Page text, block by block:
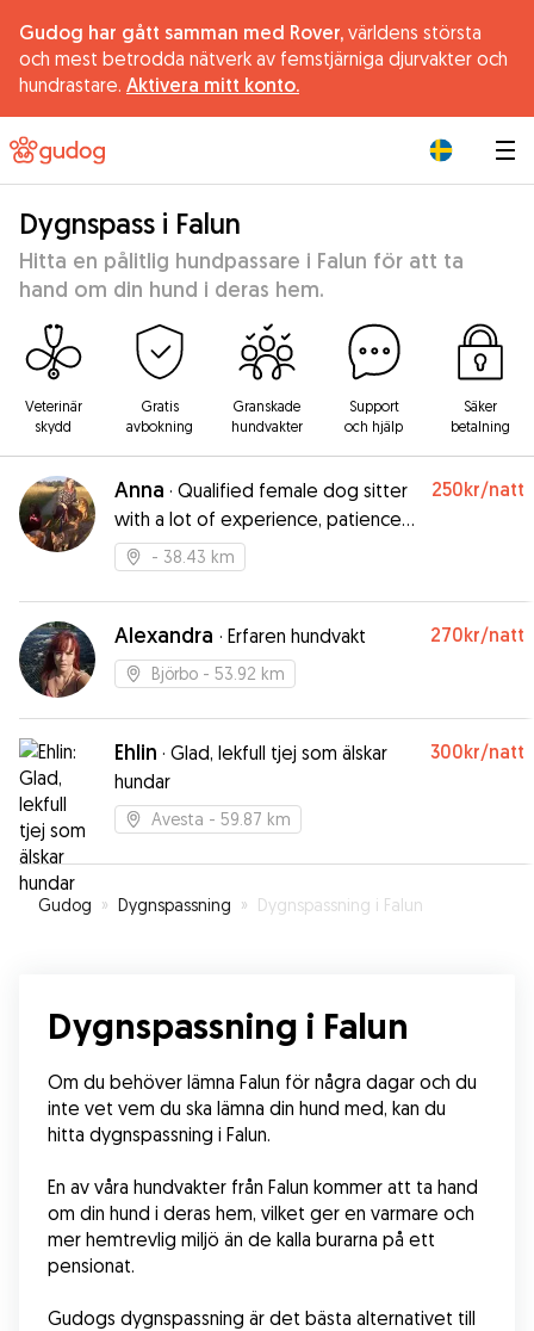
Gudog har gått samman med Rover, världens största
och mest betrodda nätverk av femstjärniga djurvakter och
hundrastare. Aktivera mitt konto.
Dygnspass i Falun
Hitta en pålitlig hundpassare i Falun för att ta
hand om din hund i deras hem.
Veterinär
skydd
Gratis
avbokning
Granskade
hundvakter
Support
och hjälp
Säker
betalning
Anna · Qualified female dog sitter
with a lot of experience, patience
and love
250kr/natt
- 38.43 km
Alexandra · Erfaren hundvakt 270kr/natt
Björbo - 53.92 km
Ehlin · Glad, lekfull tjej som älskar
hundar
300kr/natt
Avesta - 59.87 km
Gudog » Dygnspassning » Dygnspassning i Falun
Dygnspassning i Falun
Om du behöver lämna Falun för några dagar och du
inte vet vem du ska lämna din hund med, kan du
hitta dygnspassning i Falun.
En av våra hundvakter från Falun kommer att ta hand
om din hund i deras hem, vilket ger en varmare och
mer hemtrevlig miljö än de kalla burarna på ett
pensionat.
Gudogs dygnspassning är det bästa alternativet till